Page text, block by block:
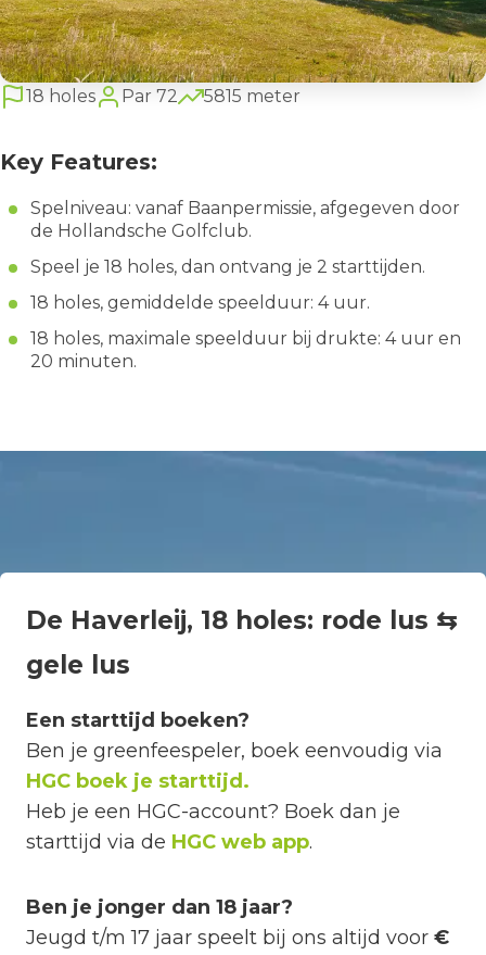
18 holes Par 72 5815 meter
Key Features:
Spelniveau: vanaf Baanpermissie, afgegeven door
de Hollandsche Golfclub.
Speel je 18 holes, dan ontvang je 2 starttijden.
18 holes, gemiddelde speelduur: 4 uur.
18 holes, maximale speelduur bij drukte: 4 uur en
20 minuten.
De Haverleij, 18 holes: rode lus ⇆
gele lus
Een starttijd boeken?
Ben je greenfeespeler, boek eenvoudig via
HGC boek je starttijd.
Heb je een HGC-account? Boek dan je
starttijd via de HGC web app.
Ben je jonger dan 18 jaar?
Jeugd t/m 17 jaar speelt bij ons altijd voor €